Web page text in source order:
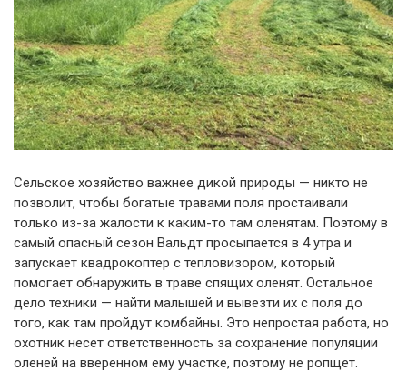
Сельское хозяйство важнее дикой природы — никто не
позволит, чтобы богатые травами поля простаивали
только из-за жалости к каким-то там оленятам. Поэтому в
самый опасный сезон Вальдт просыпается в 4 утра и
запускает квадрокоптер с тепловизором, который
помогает обнаружить в траве спящих оленят. Остальное
дело техники — найти малышей и вывезти их с поля до
того, как там пройдут комбайны. Это непростая работа, но
охотник несет ответственность за сохранение популяции
оленей на вверенном ему участке, поэтому не ропщет.